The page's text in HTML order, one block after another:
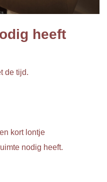
heeft
de tijd.
kort lontje
nodig heeft.